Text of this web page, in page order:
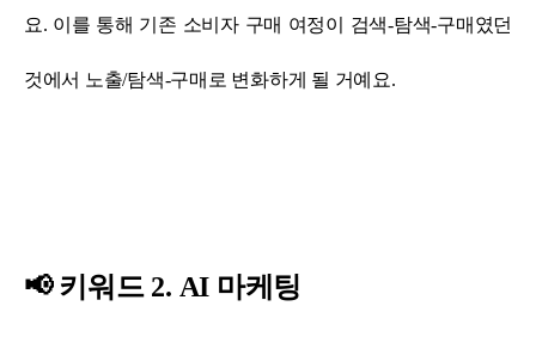
요. 이를 통해 기존 소비자 구매 여정이 검색-탐색-구매였던
것에서 노출/탐색-구매로 변화하게 될 거예요.
📢 키워드 2. AI 마케팅